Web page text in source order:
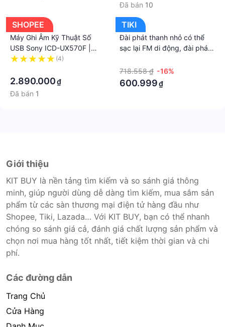
Đã bán 10
SHOPEE
Máy Ghi Âm Kỹ Thuật Số
USB Sony ICD-UX570F |
4GB - Khe cắm micro SD -
MP3/LPCM
(4)
2.890.000₫
Đã bán 1
TIKI
Đài phát thanh nhỏ có thể
sạc lại FM di động, đài phát
máy ghi âm, SD/TF/AUX, pin
di động với pin có phím khóa
để chạy bộ, đi bộ, du lịch
718.558 ₫ -16%
600.999₫
Giới thiệu
KIT BUY là nền tảng tìm kiếm và so sánh giá thông
minh, giúp người dùng dễ dàng tìm kiếm, mua sắm sản
phẩm từ các sàn thương mại điện tử hàng đầu như
Shopee, Tiki, Lazada… Với KIT BUY, bạn có thể nhanh
chóng so sánh giá cả, đánh giá chất lượng sản phẩm và
chọn nơi mua hàng tốt nhất, tiết kiệm thời gian và chi
phí.
Các đường dẫn
Trang Chủ
Cửa Hàng